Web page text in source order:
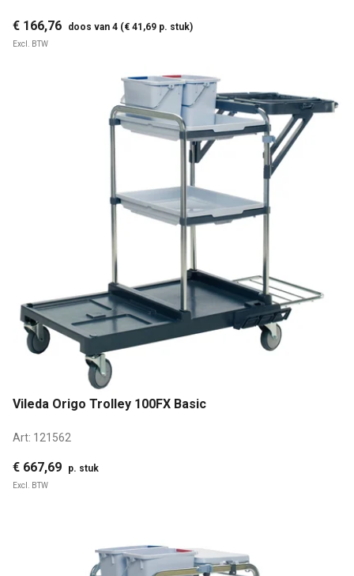
€ 166,76 doos van 4 (€ 41,69 p. stuk)
Excl. BTW
Vileda Origo Trolley 100FX Basic
Art: 121562
€ 667,69 p. stuk
Excl. BTW